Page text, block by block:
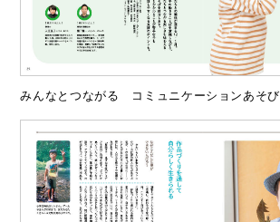
みんなとつながる コミュニケーションあそび